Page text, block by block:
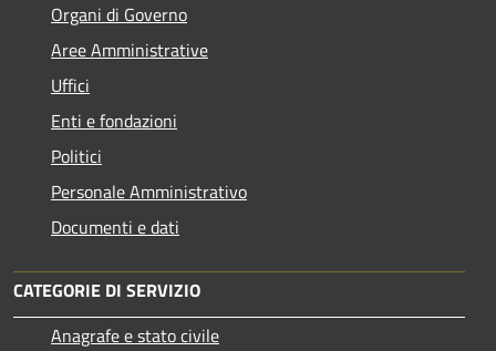
Organi di Governo
Aree Amministrative
Uffici
Enti e fondazioni
Politici
Personale Amministrativo
Documenti e dati
CATEGORIE DI SERVIZIO
Anagrafe e stato civile